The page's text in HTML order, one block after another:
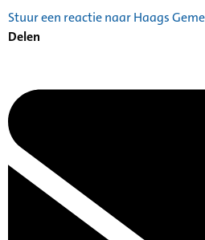
Stuur een reactie naar Haags
Delen